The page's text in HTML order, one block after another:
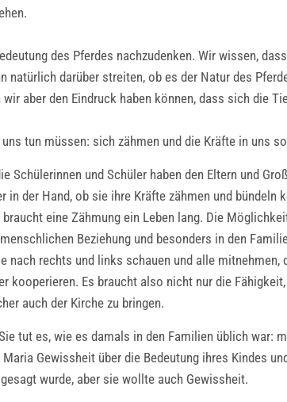
des Pferdes nachzudenken. Wir wissen,
natürlich darüber streiten, ob es der Natur des
aber den Eindruck haben können, dass sich die
tun müssen: sich zähmen und die Kräfte in uns
Schülerinnen und Schüler haben den Eltern und
der Hand, ob sie ihre Kräfte zähmen und bündeln
eine Zähmung ein Leben lang. Die
Beziehung und besonders in den
nach rechts und links schauen und alle
Es braucht also nicht nur die
auch der Kirche zu bringen.
tut es, wie es damals in den Familien üblich war:
Gewissheit über die Bedeutung ihres Kindes
wurde, aber sie wollte auch Gewissheit.